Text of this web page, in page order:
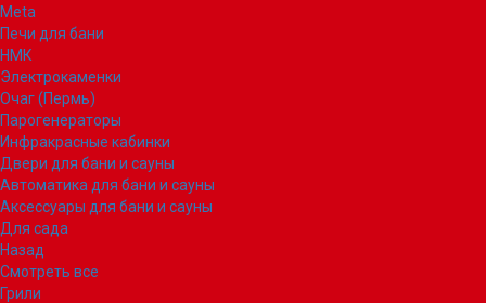
Meta
Печи для бани
НМК
Электрокаменки
Очаг (Пермь)
Парогенераторы
Инфракрасные кабинки
Двери для бани и сауны
Автоматика для бани и сауны
Аксессуары для бани и сауны
Для сада
Назад
Смотреть все
Грили